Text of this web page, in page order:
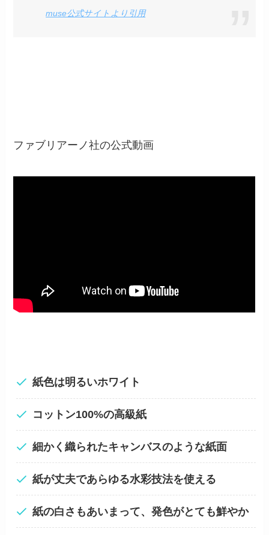
muse公式サイトより引用
ファブリアーノ社の公式動画
紙色は明るいホワイト
コットン100%の高級紙
細かく織られたキャンバスのような紙面
紙が丈夫であらゆる水彩技法を使える
紙の白さもあいまって、発色がとても鮮やか